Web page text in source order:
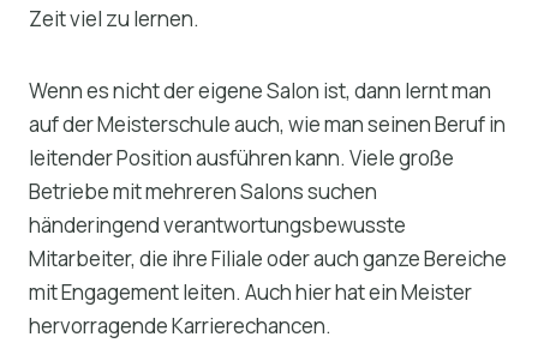
Zeit viel zu lernen.
Wenn es nicht der eigene Salon ist, dann lernt man
auf der Meisterschule auch, wie man seinen Beruf in
leitender Position ausführen kann. Viele große
Betriebe mit mehreren Salons suchen
händeringend verantwortungsbewusste
Mitarbeiter, die ihre Filiale oder auch ganze Bereiche
mit Engagement leiten. Auch hier hat ein Meister
hervorragende Karrierechancen.